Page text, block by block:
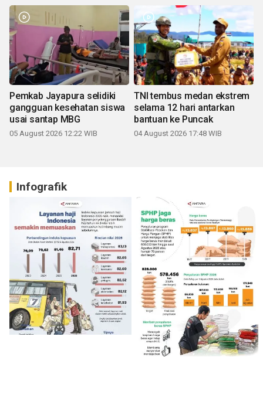
Pemkab Jayapura selidiki
gangguan kesehatan siswa
usai santap MBG
05 August 2026 12:22 WIB
TNI tembus medan ekstrem
selama 12 hari antarkan
bantuan ke Puncak
04 August 2026 17:48 WIB
Infografik